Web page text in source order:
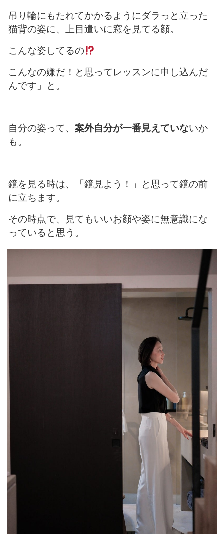
吊り輪にもたれてかかるようにダラっと立った
猫背の姿に、上目遣いに窓を見てる顔。
こんな姿してるの
こんなの嫌だ！と思ってレッスンに申し込んだ
んです」と。
自分の姿って、案外自分が一番見えていないか
も。
鏡を見る時は、「鏡見よう！」と思って鏡の前
に立ちます。
その時点で、見てもいいお顔や姿に無意識にな
っていると思う。